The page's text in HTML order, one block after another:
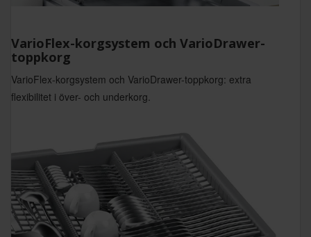
VarioFlex-korgsystem och VarioDrawer-
toppkorg
VarioFlex-korgsystem och VarioDrawer-toppkorg: extra
flexibilitet i över- och underkorg.